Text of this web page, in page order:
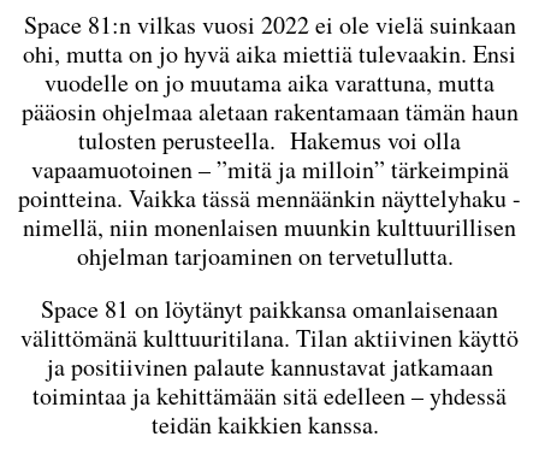
Space 81:n vilkas vuosi 2022 ei ole vielä suinkaan
ohi, mutta on jo hyvä aika miettiä tulevaakin. Ensi
vuodelle on jo muutama aika varattuna, mutta
pääosin ohjelmaa aletaan rakentamaan tämän haun
tulosten perusteella. Hakemus voi olla
vapaamuotoinen – ”mitä ja milloin” tärkeimpinä
pointteina. Vaikka tässä mennäänkin näyttelyhaku -
nimellä, niin monenlaisen muunkin kulttuurillisen
ohjelman tarjoaminen on tervetullutta.
Space 81 on löytänyt paikkansa omanlaisenaan
välittömänä kulttuuritilana. Tilan aktiivinen käyttö
ja positiivinen palaute kannustavat jatkamaan
toimintaa ja kehittämään sitä edelleen – yhdessä
teidän kaikkien kanssa.